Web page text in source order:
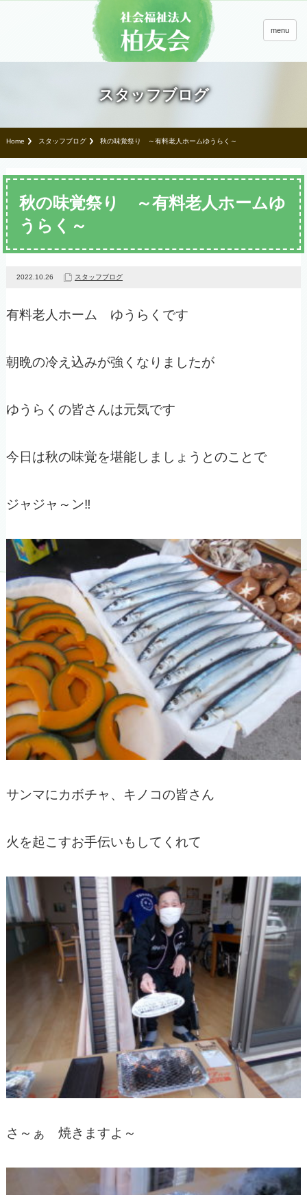
menu
スタッフブログ
Home スタッフブログ 秋の味覚祭り ～有料老人ホームゆうらく～
秋の味覚祭り ～有料老人ホームゆ
うらく～
2022.10.26 スタッフブログ
有料老人ホーム ゆうらくです
朝晩の冷え込みが強くなりましたが
ゆうらくの皆さんは元気です
今日は秋の味覚を堪能しましょうとのことで
ジャジャ～ン‼
サンマにカボチャ、キノコの皆さん
火を起こすお手伝いもしてくれて
さ～ぁ 焼きますよ～